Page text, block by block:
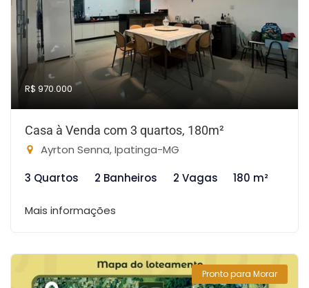
R$ 970.000
Casa à Venda com 3 quartos, 180m²
Ayrton Senna, Ipatinga-MG
3 Quartos
2 Banheiros 2 Vagas 180 m²
Mais informações
Pronto para Morar